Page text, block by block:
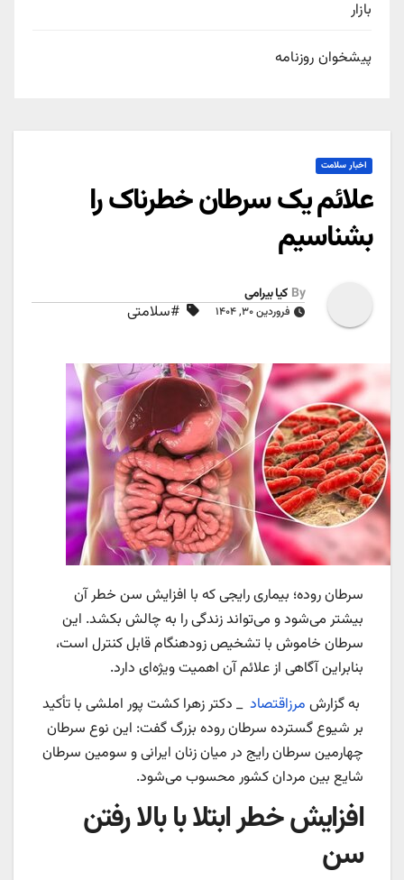
بازار
پیشخوان روزنامه
اخبار سلامت
علائم یک سرطان خطرناک را
بشناسیم
By کیا بیرامی
فروردین ۳۰, ۱۴۰۴ #سلامتی
سرطان روده؛ بیماری رایجی که با افزایش سن خطر آن
بیشتر می‌شود و می‌تواند زندگی را به چالش بکشد. این
سرطان خاموش با تشخیص زودهنگام قابل کنترل است،
بنابراین آگاهی از علائم آن اهمیت ویژه‌ای دارد.
به گزارش مرزاقتصاد _ دکتر زهرا کشت پور املشی با تأکید
بر شیوع گسترده سرطان روده بزرگ گفت: این نوع سرطان
چهارمین سرطان رایج در میان زنان ایرانی و سومین سرطان
شایع بین مردان کشور محسوب می‌شود.
افزایش خطر ابتلا با بالا رفتن
سن